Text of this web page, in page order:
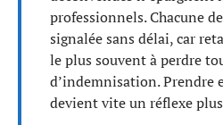
professionnels. Chacune
signalée sans délai, car
le plus souvent à perdre
d’indemnisation. Prendre
devient vite un réflexe